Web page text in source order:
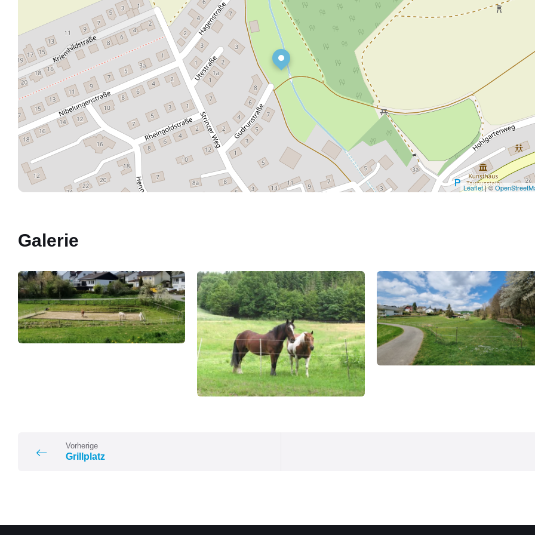
Leaflet| ©
Galerie
Vorherige
Grillplatz